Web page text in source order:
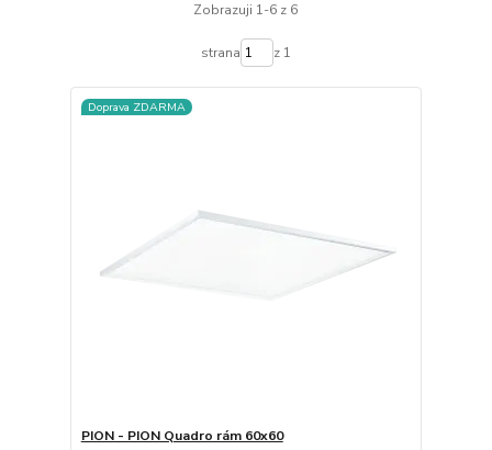
Zobrazuji 1-6 z 6
strana z 1
Doprava ZDARMA
PION - PION Quadro rám 60x60